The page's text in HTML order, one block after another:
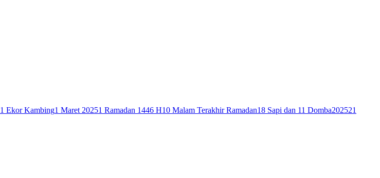
1 Ekor Kambing1 Maret 20251 Ramadan 1446 H10 Malam Terakhir Ramadan18 Sapi dan 11 Domba202521